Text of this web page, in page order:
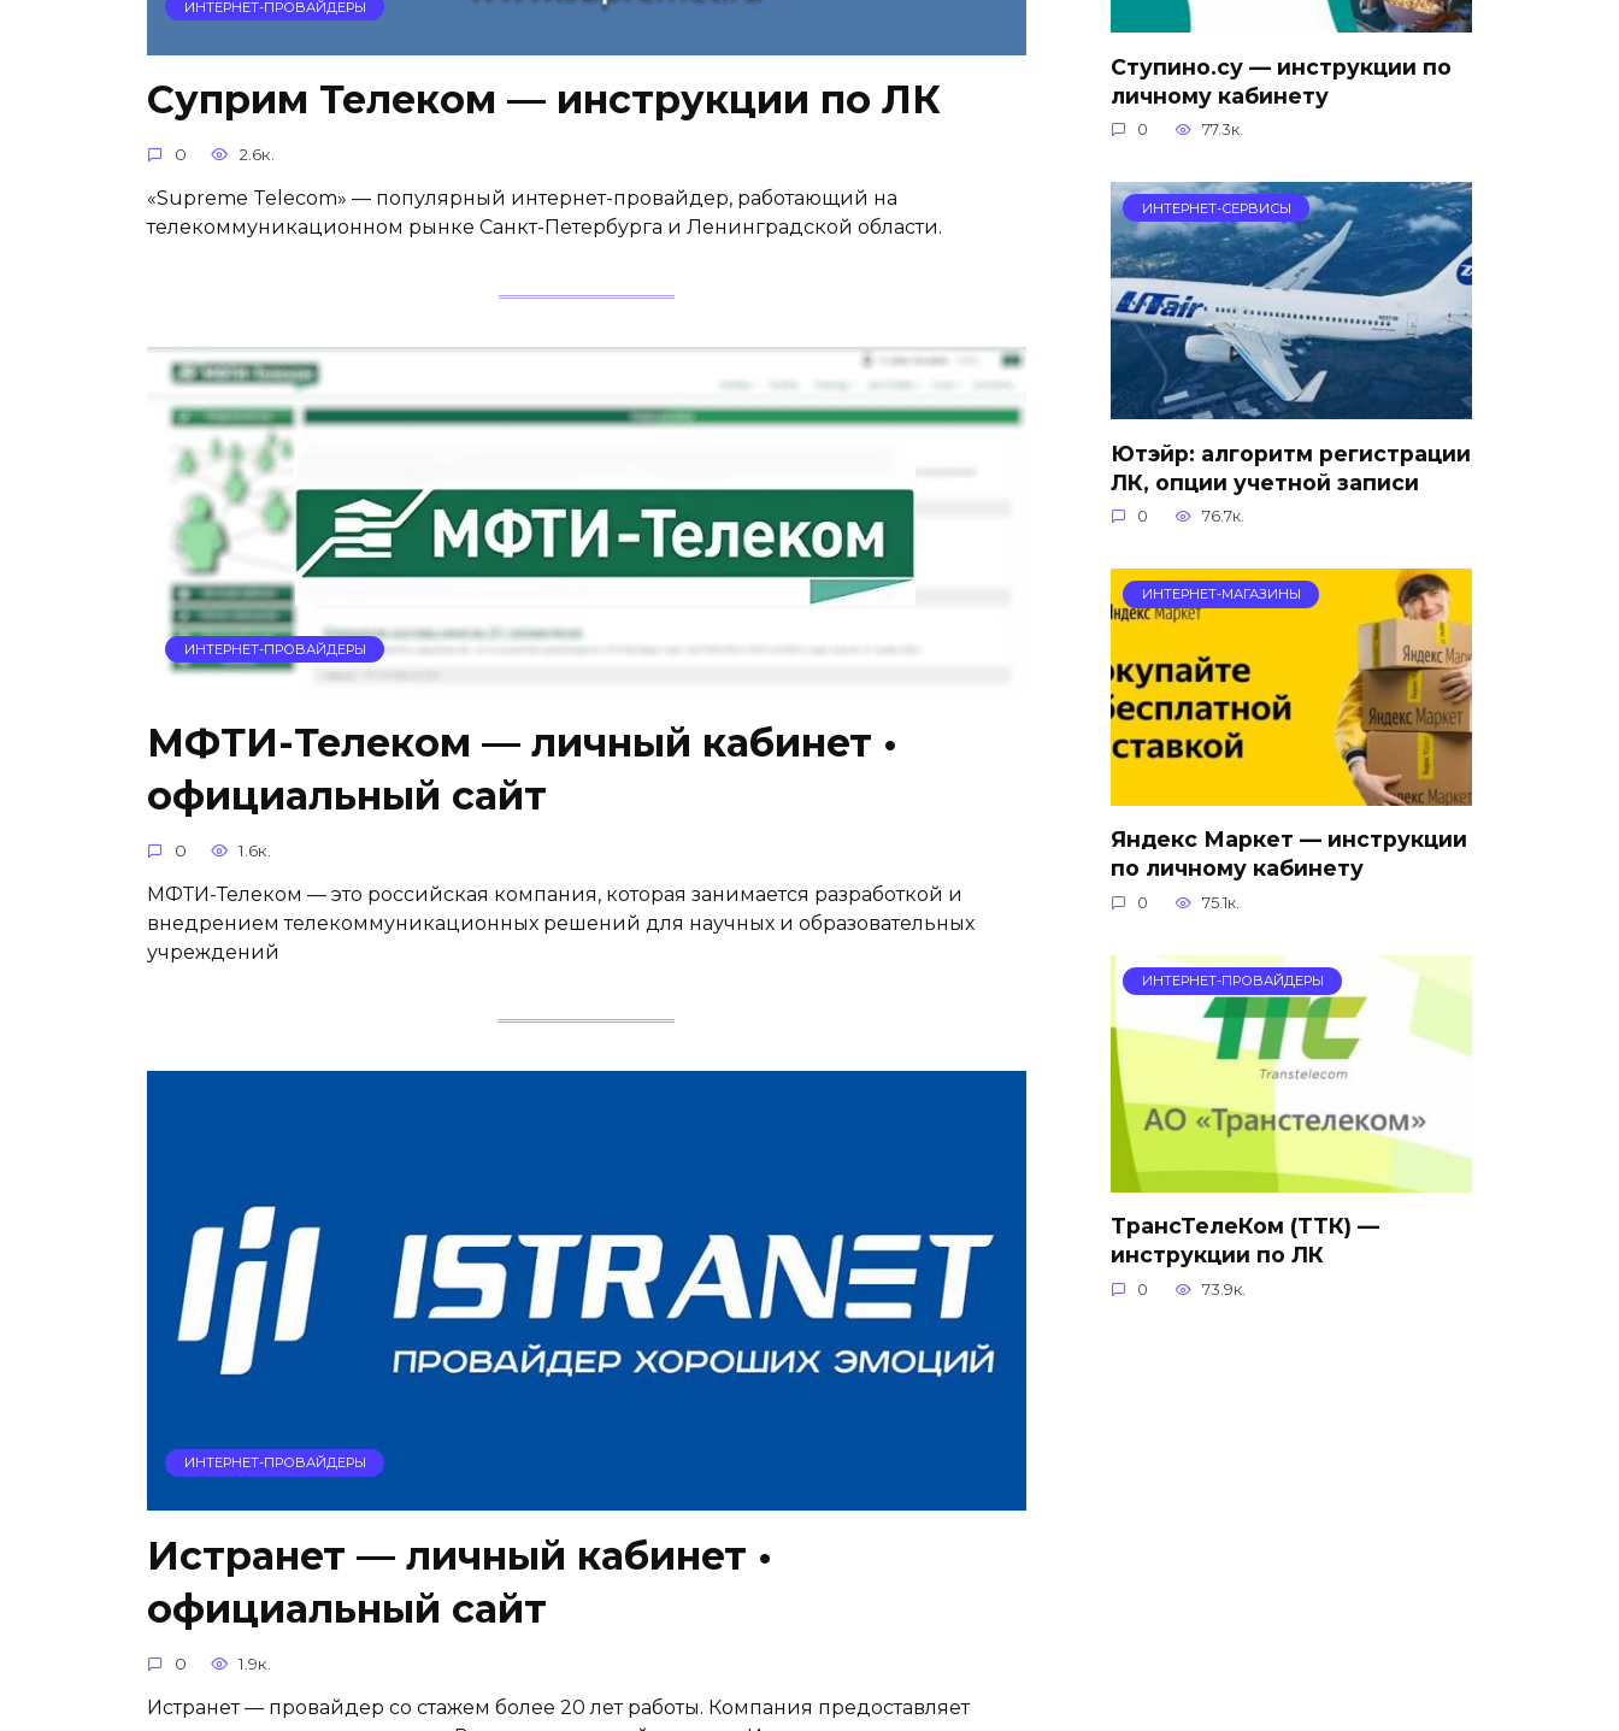
ИНТЕРНЕТ-ПРОВАЙДЕРЫ
Суприм Телеком — инструкции по ЛК
0 2.6к.
«Supreme Telecom» — популярный интернет-провайдер, работающий на
телекоммуникационном рынке Санкт-Петербурга и Ленинградской области.
ИНТЕРНЕТ-ПРОВАЙДЕРЫ
МФТИ-Телеком — личный кабинет •
официальный сайт
0 1.6к.
МФТИ-Телеком — это российская компания, которая занимается разработкой и
внедрением телекоммуникационных решений для научных и образовательных
учреждений
ИНТЕРНЕТ-ПРОВАЙДЕРЫ
Истранет — личный кабинет •
официальный сайт
0 1.9к.
Истранет — провайдер со стажем более 20 лет работы. Компания предоставляет
Ступино.су — инструкции по
личному кабинету
0 77.3к.
ИНТЕРНЕТ-СЕРВИСЫ
Ютэйр: алгоритм регистрации
ЛК, опции учетной записи
0 76.7к.
ИНТЕРНЕТ-МАГАЗИНЫ
Яндекс Маркет — инструкции
по личному кабинету
0 75.1к.
ИНТЕРНЕТ-ПРОВАЙДЕРЫ
ТрансТелеКом (ТТК) —
инструкции по ЛК
0 73.9к.